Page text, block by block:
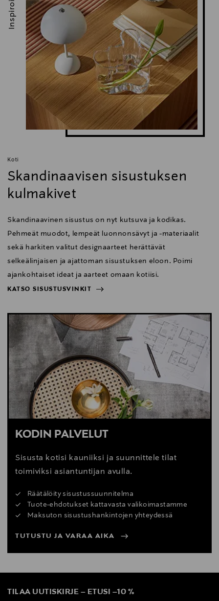
Koti
Skandinaavisen sisustuksen
kulmakivet
Skandinaavinen sisustus on nyt kutsuva ja kodikas.
Pehmeät muodot, lempeät luonnonsävyt ja -materiaalit
sekä harkiten valitut designaarteet herättävät
selkeälinjaisen ja ajattoman sisustuksen eloon. Poimi
ajankohtaiset ideat ja aarteet omaan kotiisi.
KATSO SISUSTUSVINKIT
Inspiroidu
KATSO SISUSTUSVINKIT
KODIN PALVELUT
Sisusta kotisi kauniiksi ja suunnittele tilat
toimiviksi asiantuntijan avulla.
Räätälöity sisustussuunnitelma
Tuote-ehdotukset kattavasta valikoimastamme
Maksuton sisustushankintojen yhteydessä
TUTUSTU JA VARAA AIKA
TILAA UUTISKIRJE – ETUSI –10 %